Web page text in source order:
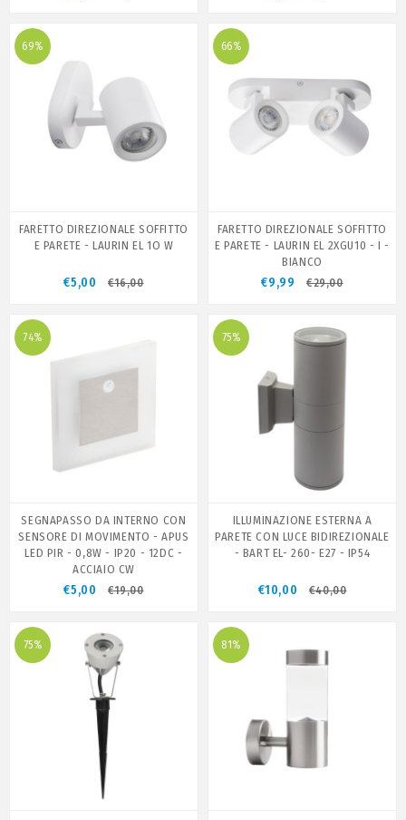
69%
FARETTO DIREZIONALE SOFFITTO
E PARETE - LAURIN EL 1O W
€5,00 €16,00
66%
FARETTO DIREZIONALE SOFFITTO
E PARETE - LAURIN EL 2XGU10 - I -
BIANCO
€9,99 €29,00
74%
SEGNAPASSO DA INTERNO CON
SENSORE DI MOVIMENTO - APUS
LED PIR - 0,8W - IP20 - 12DC -
ACCIAIO CW
€5,00 €19,00
75%
ILLUMINAZIONE ESTERNA A
PARETE CON LUCE BIDIREZIONALE
- BART EL- 260- E27 - IP54
€10,00 €40,00
75% 81%